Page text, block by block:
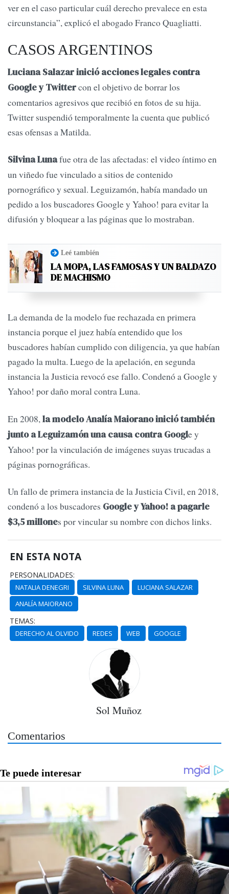
ver en el caso particular cuál derecho prevalece en esta
circunstancia”, explicó el abogado Franco Quagliatti.
CASOS ARGENTINOS
Luciana Salazar inició acciones legales contra
Google y Twittercon el objetivo de borrar los
comentarios agresivos que recibió en fotos de su hija.
Twitter suspendió temporalmente la cuenta que publicó
esas ofensas a Matilda.
Silvina Lunafue otra de las afectadas: el video íntimo en
un viñedo fue vinculado a sitios de contenido
pornográfico y sexual. Leguizamón, había mandado un
pedido a los buscadores Google y Yahoo! para evitar la
difusión y bloquear a las páginas que lo mostraban.
Leé también
LA MOPA, LAS FAMOSAS Y UN BALDAZO
DE MACHISMO
La demanda de la modelo fue rechazada en primera
instancia porque el juez había entendido que los
buscadores habían cumplido con diligencia, ya que habían
pagado la multa. Luego de la apelación, en segunda
instancia la Justicia revocó ese fallo. Condenó a Google y
Yahoo! por daño moral contra Luna.
En 2008,la modelo Analía Maiorano inició también
junto a Leguizamón una causa contra Google y
Yahoo! por la vinculación de imágenes suyas trucadas a
páginas pornográficas.
Un fallo de primera instancia de la Justicia Civil, en 2018,
condenó a los buscadores Google y Yahoo! a pagarle
$3,5 millones por vincular su nombre con dichos links.
EN ESTA NOTA
PERSONALIDADES:
NATALIA DENEGRI SILVINA LUNA
LUCIANA SALAZAR
ANALÍA MAIORANO
TEMAS:
DERECHO AL OLVIDO REDES WEB GOOGLE
Sol Muñoz
Comentarios